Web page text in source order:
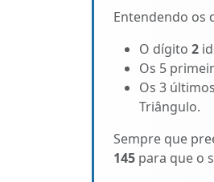
Entendendo os
O dígito 2
Os 5
Os 3
Triângulo.
Sempre que
145 para que o